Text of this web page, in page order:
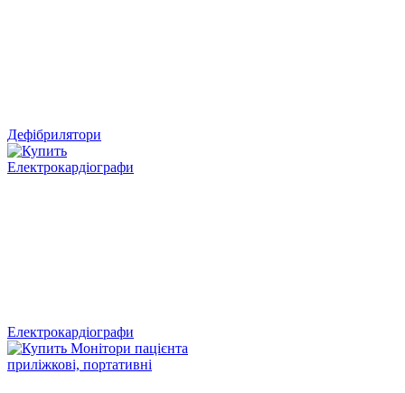
Дефібрилятори
Електрокардіографи